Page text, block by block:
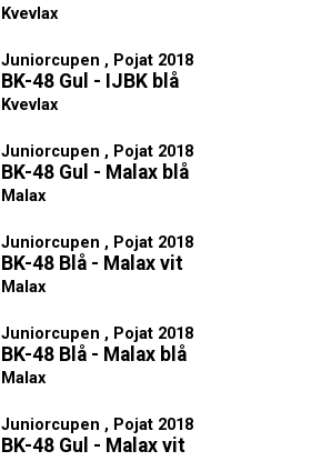
Kvevlax
Juniorcupen , Pojat 2018
BK-48 Gul - IJBK blå
Kvevlax
Juniorcupen , Pojat 2018
BK-48 Gul - Malax blå
Malax
Juniorcupen , Pojat 2018
BK-48 Blå - Malax vit
Malax
Juniorcupen , Pojat 2018
BK-48 Blå - Malax blå
Malax
Juniorcupen , Pojat 2018
BK-48 Gul - Malax vit